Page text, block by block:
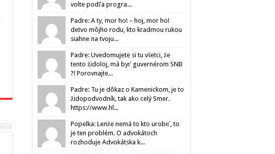
volte podľa progra...
Padre: A ty, mor ho! – hoj, mor ho!
detvo môjho rodu, kto kradmou rukou
siahne na tvoju...
Padre: Uvedomujete si tu všetci, že
tento židoloj, má byť guvernérom SNB
?! Porovnajte...
Padre: Tu je dôkaz o Kamenickom, je to
židopodvodník, tak ako celý Smer.
https://www.hl...
Popelka: Lenže nemá to kto urobiť, to
je ten problém. O advokátoch
rozhoduje Advokátska k...